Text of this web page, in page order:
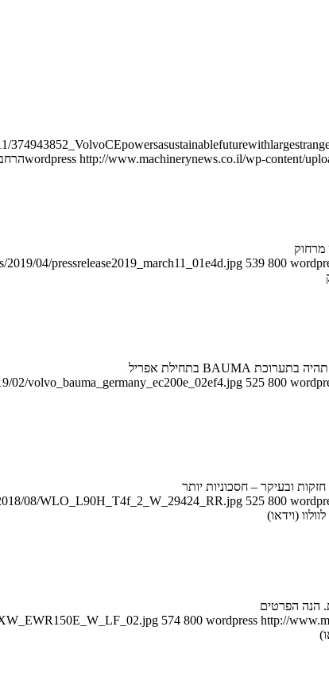
wordpress http://www.machinerynews.co.il/wp-content/
מרחוק
04/pressrelease2019_march11_01e4d.jpg 539 800
02/volvo_bauma_germany_ec200e_02ef4.jpg 525 800
ובעיקר – חסכוניות יותר
08/WLO_L90H_T4f_2_W_29424_RR.jpg 525 800
(וידאו)
הנה הפרטים
574 800 wordpress http://